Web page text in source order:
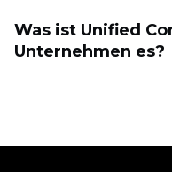
Was ist Unified
Unternehmen es?